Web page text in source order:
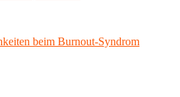
beim Burnout-Syndrom